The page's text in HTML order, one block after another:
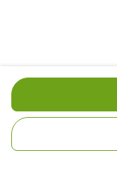
Ingrediënten